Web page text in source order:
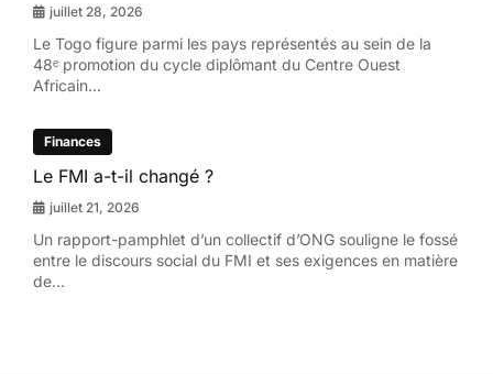
juillet 28, 2026
Le Togo figure parmi les pays représentés au sein de la
48ᵉ promotion du cycle diplômant du Centre Ouest
Africain...
Finances
Le FMI a-t-il changé ?
juillet 21, 2026
Un rapport-pamphlet d’un collectif d’ONG souligne le fossé
entre le discours social du FMI et ses exigences en matière
de...